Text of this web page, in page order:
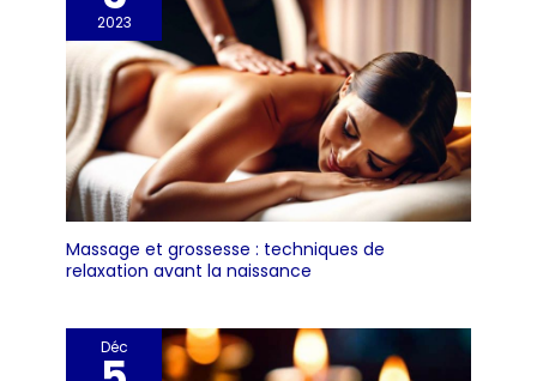
2023
Massage et grossesse : techniques de
relaxation avant la naissance
Déc